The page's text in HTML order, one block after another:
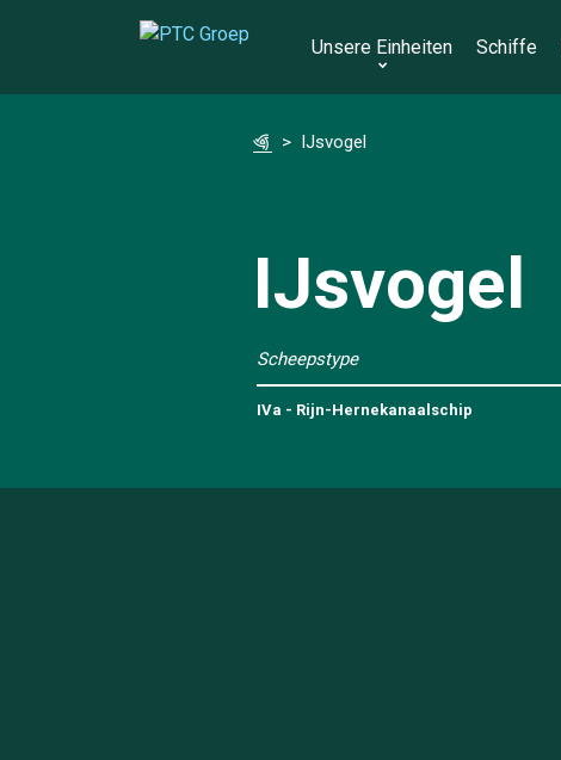
Unsere Einheiten Schiffe
> IJsvogel
IJsvogel
Scheepstype
IVa - Rijn-Hernekanaalschip